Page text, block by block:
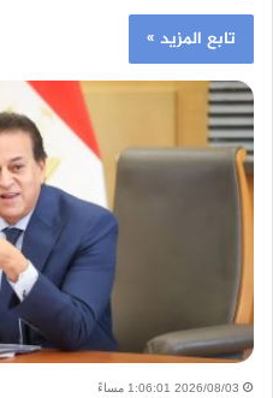
تابع المزيد »
2026/08/03 1:06:01 مساءً